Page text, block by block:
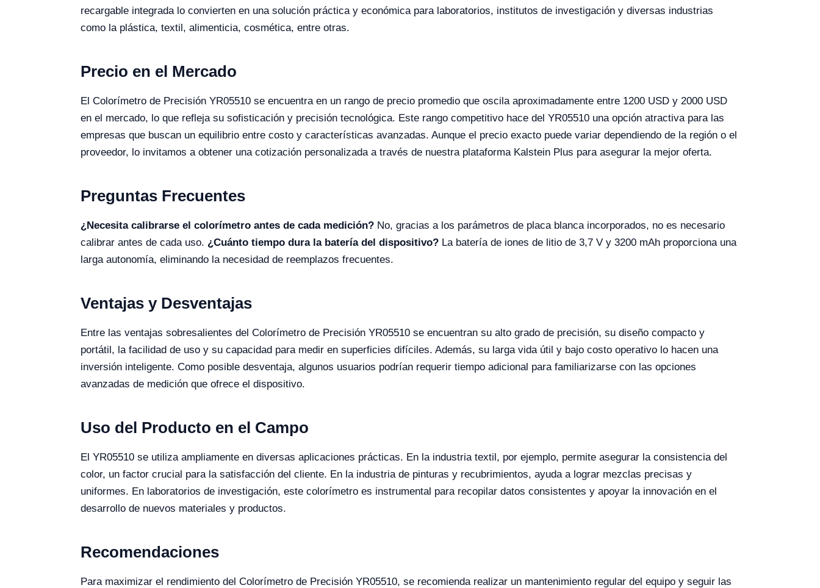
recargable integrada lo convierten en una solución práctica y económica para laboratorios, institutos de investigación y diversas industrias
como la plástica, textil, alimenticia, cosmética, entre otras.
Precio en el Mercado
El Colorímetro de Precisión YR05510 se encuentra en un rango de precio promedio que oscila aproximadamente entre 1200 USD y 2000 USD
en el mercado, lo que refleja su sofisticación y precisión tecnológica. Este rango competitivo hace del YR05510 una opción atractiva para las
empresas que buscan un equilibrio entre costo y características avanzadas. Aunque el precio exacto puede variar dependiendo de la región o el
proveedor, lo invitamos a obtener una cotización personalizada a través de nuestra plataforma Kalstein Plus para asegurar la mejor oferta.
Preguntas Frecuentes
¿Necesita calibrarse el colorímetro antes de cada medición? No, gracias a los parámetros de placa blanca incorporados, no es necesario
calibrar antes de cada uso. ¿Cuánto tiempo dura la batería del dispositivo? La batería de iones de litio de 3,7 V y 3200 mAh proporciona una
larga autonomía, eliminando la necesidad de reemplazos frecuentes.
Ventajas y Desventajas
Entre las ventajas sobresalientes del Colorímetro de Precisión YR05510 se encuentran su alto grado de precisión, su diseño compacto y
portátil, la facilidad de uso y su capacidad para medir en superficies difíciles. Además, su larga vida útil y bajo costo operativo lo hacen una
inversión inteligente. Como posible desventaja, algunos usuarios podrían requerir tiempo adicional para familiarizarse con las opciones
avanzadas de medición que ofrece el dispositivo.
Uso del Producto en el Campo
El YR05510 se utiliza ampliamente en diversas aplicaciones prácticas. En la industria textil, por ejemplo, permite asegurar la consistencia del
color, un factor crucial para la satisfacción del cliente. En la industria de pinturas y recubrimientos, ayuda a lograr mezclas precisas y
uniformes. En laboratorios de investigación, este colorímetro es instrumental para recopilar datos consistentes y apoyar la innovación en el
desarrollo de nuevos materiales y productos.
Recomendaciones
Para maximizar el rendimiento del Colorímetro de Precisión YR05510, se recomienda realizar un mantenimiento regular del equipo y seguir las